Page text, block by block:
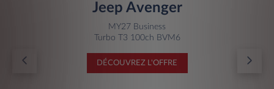
Jeep Avenger
MY27 Business
Turbo T3 100ch BVM6
DÉCOUVREZ L'OFFRE